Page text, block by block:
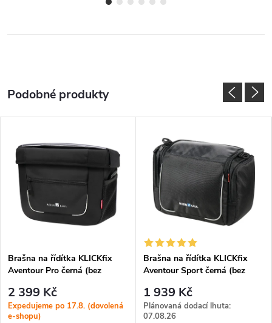
Brašna na řídítka KLICKfix
Aventour Pro černá (bez
2 399 Kč
Expedujeme po 17.8. (dovolená
e-shopu)
Brašna na řídítka KLICKfix
Aventour Sport černá (bez
1 939 Kč
Plánovaná dodací lhuta:
07.08.26